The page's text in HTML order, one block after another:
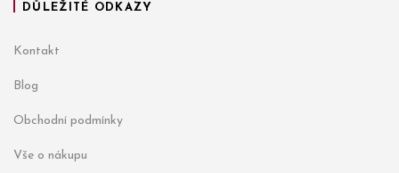
DŮLEŽITÉ ODKAZY
Kontakt
Blog
Obchodní podmínky
Vše o nákupu